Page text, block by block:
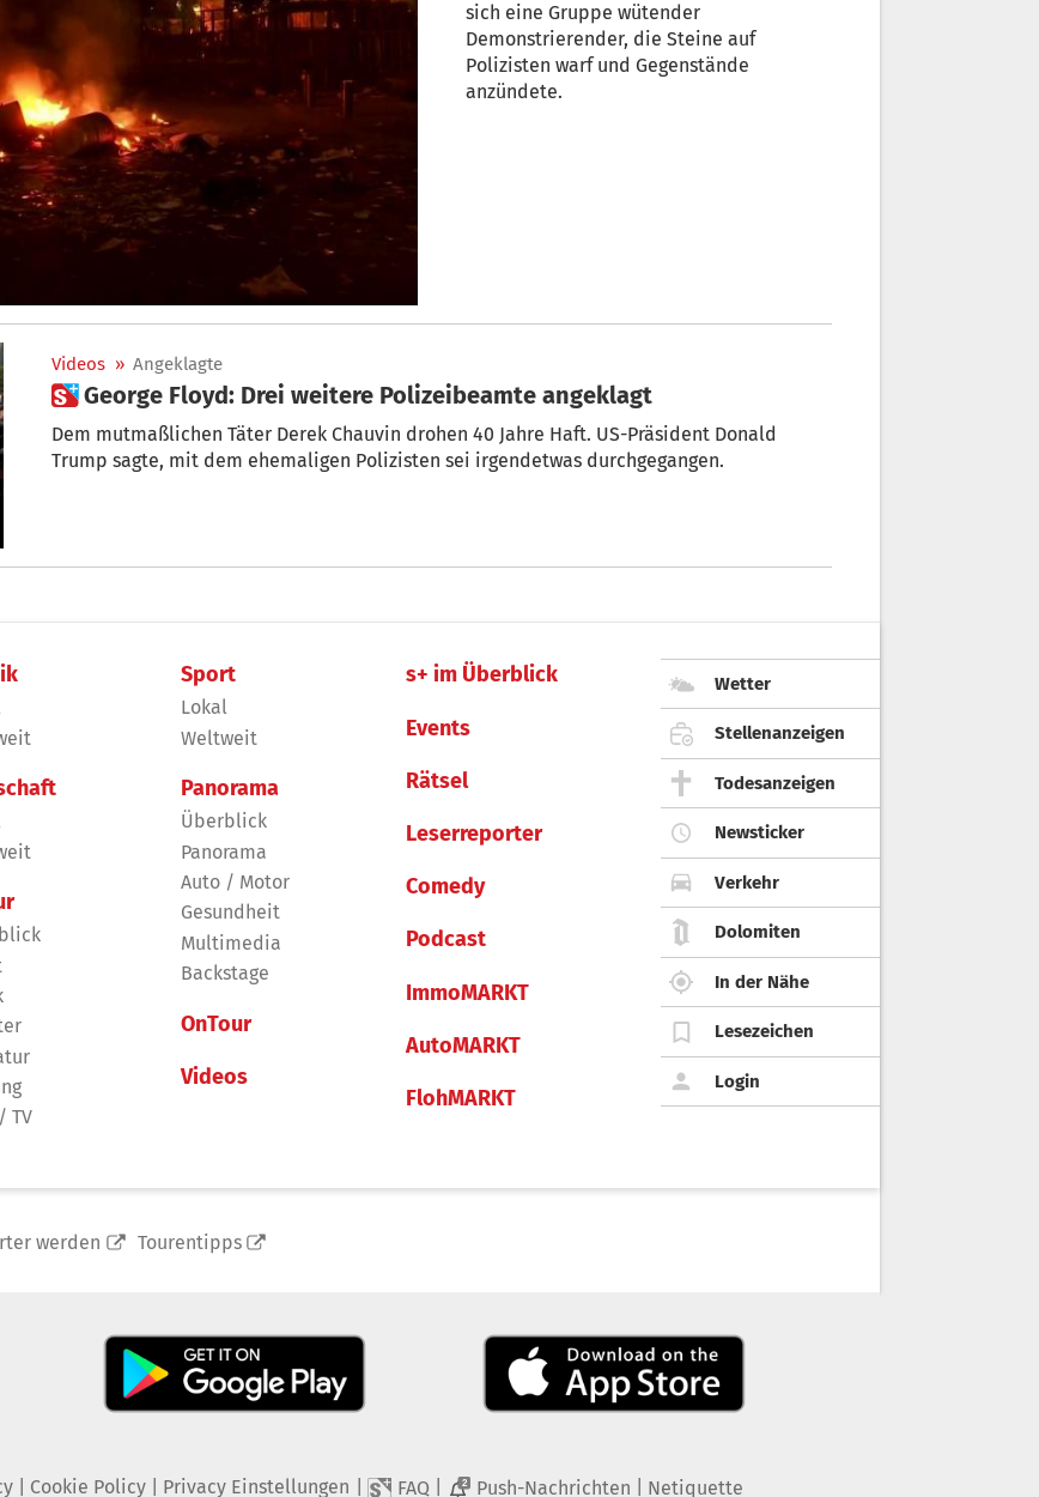
sich eine Gruppe wütender
Demonstrierender, die Steine auf
Polizisten warf und Gegenstände
anzündete.
Videos » Angeklagte
 George Floyd: Drei weitere Polizeibeamte angeklagt
Dem mutmaßlichen Täter Derek Chauvin drohen 40 Jahre Haft. US-Präsident Donald
Trump sagte, mit dem ehemaligen Polizisten sei irgendetwas durchgegangen.
TV
Sport
Lokal
Weltweit
Panorama
Überblick
Panorama
Auto / Motor
Gesundheit
Multimedia
Backstage
OnTour
Videos
s+ im Überblick
Events
Rätsel
Leserreporter
Comedy
Podcast
ImmoMARKT
AutoMARKT
FlohMARKT
Wetter
Stellenanzeigen
Todesanzeigen
Newsticker
Verkehr
Dolomiten
In der Nähe
Lesezeichen
Login
werden Tourentipps
| Cookie Policy| Privacy Einstellungen FAQ 2 Push-Nachrichten Netiquette